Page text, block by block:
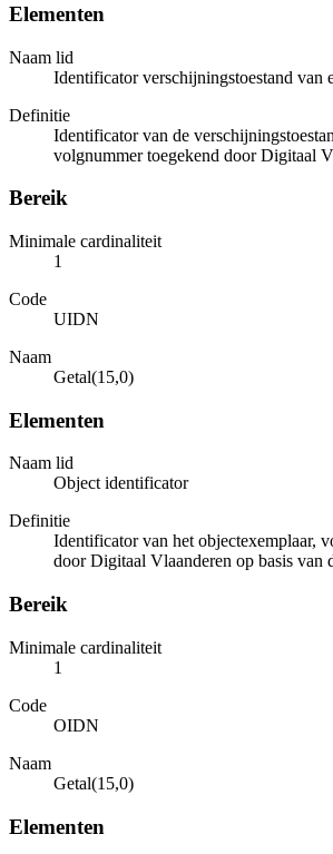
Elementen
Naam lid
Identificator verschijningstoestand van
Definitie
Identificator van de
volgnummer toegekend door Digitaal
Bereik
Minimale cardinaliteit
1
Code
UIDN
Naam
Getal(15,0)
Elementen
Naam lid
Object identificator
Definitie
Identificator van het objectexemplaar,
door Digitaal Vlaanderen op basis van
Bereik
Minimale cardinaliteit
1
Code
OIDN
Naam
Getal(15,0)
Elementen